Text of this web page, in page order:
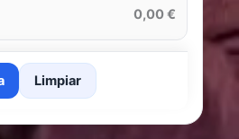
0,00 €
Limpiar